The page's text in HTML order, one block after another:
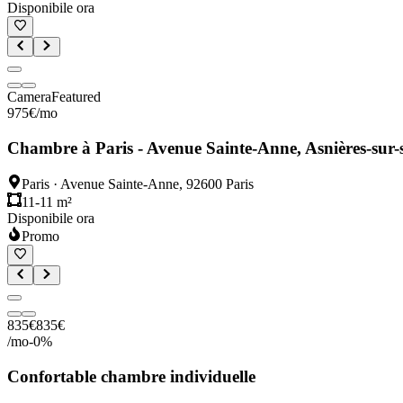
Disponibile ora
CameraFeatured
975€/mo
Chambre à Paris - Avenue Sainte-Anne, Asnières-sur-
Paris · Avenue Sainte-Anne, 92600 Paris
11-11 m²
Disponibile ora
Promo
835€835€
/mo-0%
Confortable chambre individuelle